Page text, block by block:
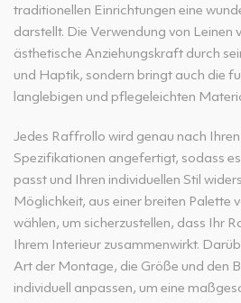
traditionellen Einrichtungen eine
darstellt. Die Verwendung von Leinen
ästhetische Anziehungskraft durch
und Haptik, sondern bringt auch die
langlebigen und pflegeleichten
Jedes Raffrollo wird genau nach
Spezifikationen angefertigt, sodass
passt und Ihren individuellen Stil
Möglichkeit, aus einer breiten Palette
wählen, um sicherzustellen, dass Ihr
Ihrem Interieur zusammenwirkt.
Art der Montage, die Größe und den
individuell anpassen, um eine